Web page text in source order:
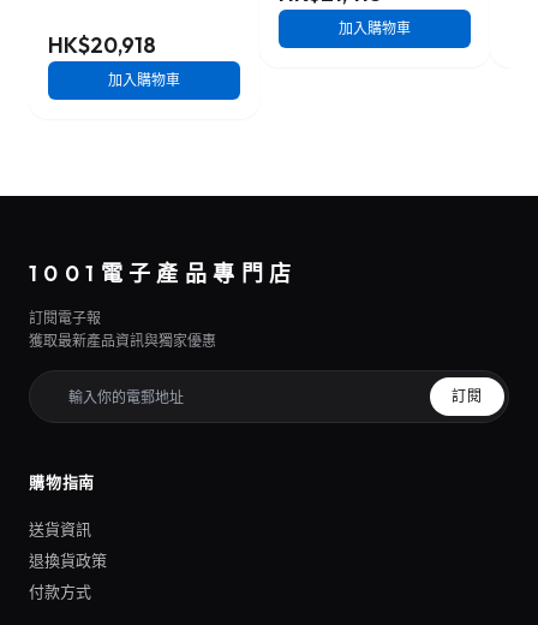
HK$20,918
加入購物車
加入購物車
1001電子產品專門店
訂閱電子報
獲取最新產品資訊與獨家優惠
訂閱
購物指南
送貨資訊
退換貨政策
付款方式